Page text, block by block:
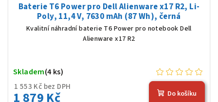
Baterie T6 Power pro Dell Alienware x17 R2, Li-
Poly, 11,4 V, 7630 mAh (87 Wh), černá
Kvalitní náhradní baterie T6 Power pro notebook Dell
Alienware x17 R2
1 553 Kč bez DPH
1 879 Kč
Skladem(4 ks)
Do košíku